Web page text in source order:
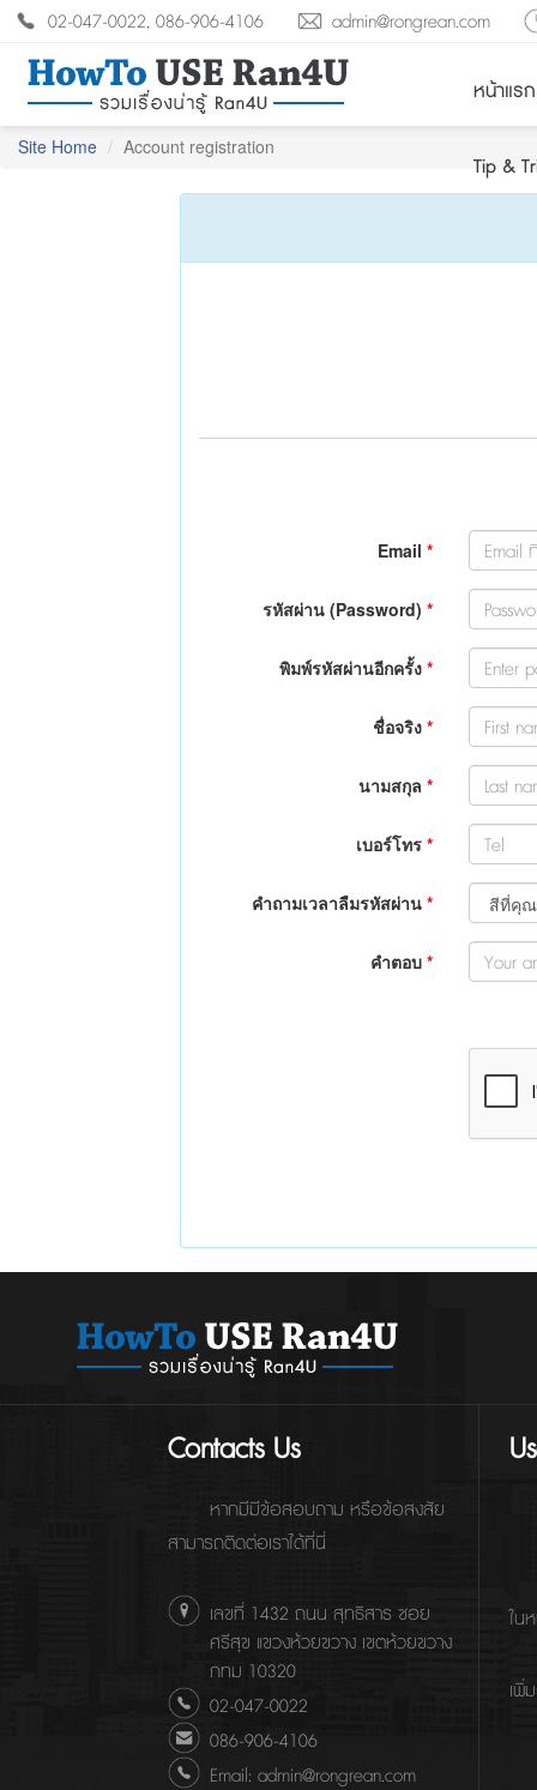
02-047-0022, 086-906-4106 admin@rongrean.com
หน้าแรก
Tip &
Site Home Account registration
Email *
รหัสผ่าน (Password) *
พิมพ์รหัสผ่านอีกครั้ง*
ชื่อจริง*
นามสกุล *
เบอร์โทร*
คำถามเวลาลืมรหัสผ่าน*
คำตอบ*
Contacts Us
หากมีมีข้อสอบถาม หรือข้อสงสัย
สามารถติดต่อเราได้ที่นี่
เลขที่ 1432 ถนน สุทธิสาร ซอย
ศรีสุข แขวงห้วยขวาง เขตห้วยขวาง
กทม 10320
02-047-0022
086-906-4106
Email: admin@rongrean.com
ใน
เพิ่